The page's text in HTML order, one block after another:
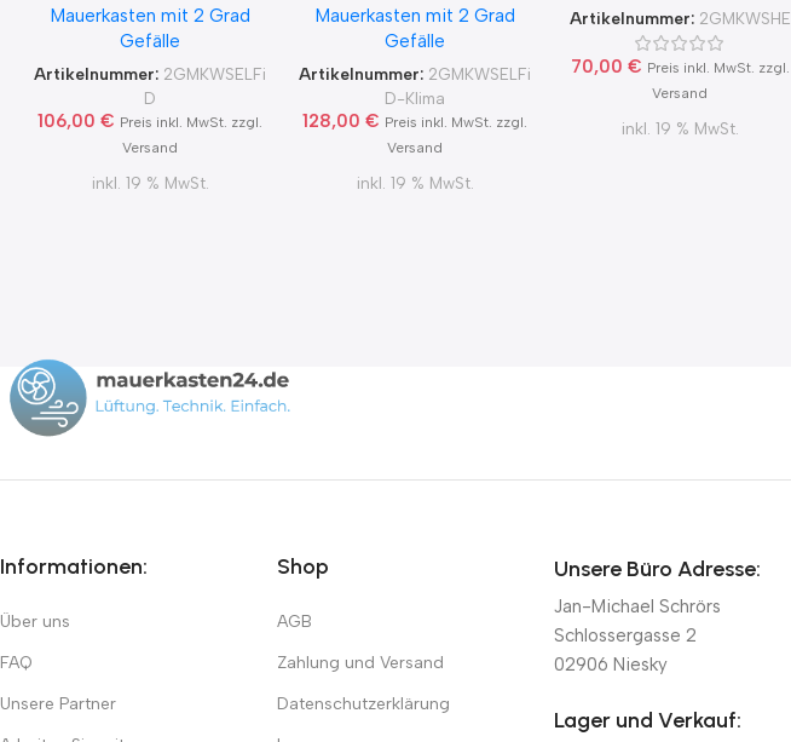
Kondensatablauf auch mit
Blower Door Test und
Zertifikat Ø100, 125, 150
2Grad MKWSELFiD
Mauerkasten mit 2 Grad
Gefälle
Artikelnummer: 2GMKWSELFi
D
106,00€ Preis inkl. MwSt. zzgl.
Versand
inkl. 19 % MwSt.
Kondensatablauf für
Klimageräte Ø150 2Grad
MKWSELFiD
Mauerkasten mit 2 Grad
Gefälle
Artikelnummer: 2GMKWSELFi
D-Klima
128,00€ Preis inkl. MwSt. zzgl.
Versand
inkl. 19 % MwSt.
Zertifikat Ø100, 125, 150
Artikelnummer: 2GMKWSHE
70,00 € Preis inkl. MwSt. zzgl.
Versand
inkl. 19 % MwSt.
Informationen:
Über uns
FAQ
Unsere Partner
Shop
AGB
Zahlung und Versand
Datenschutzerklärung
Unsere Büro Adresse:
Jan-Michael Schrörs
Schlossergasse 2
02906 Niesky
Lager und Verkauf: